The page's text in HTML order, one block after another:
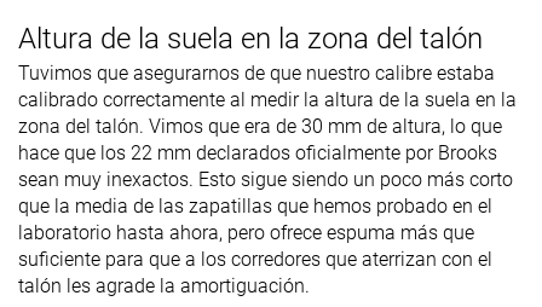
Altura de la suela en la zona del talón
Tuvimos que asegurarnos de que nuestro calibre estaba
calibrado correctamente al medir la altura de la suela en la
zona del talón. Vimos que era de 30 mm de altura, lo que
hace que los 22 mm declarados oficialmente por Brooks
sean muy inexactos. Esto sigue siendo un poco más corto
que la media de las zapatillas que hemos probado en el
laboratorio hasta ahora, pero ofrece espuma más que
suficiente para que a los corredores que aterrizan con el
talón les agrade la amortiguación.